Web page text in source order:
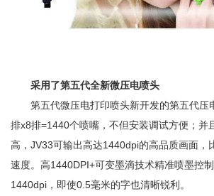
采用了第五代全新微压电喷头
第五代微压电打印喷头新开发的第五代压
排x8排=1440个喷嘴，不但安装调试方便；并
高，JV33可输出高达1440dpi的高品质画面，
速度。高1440DPI+可变墨滴技术精准喷墨控
1440dpi，即使0.5毫米的字也清晰锐利。